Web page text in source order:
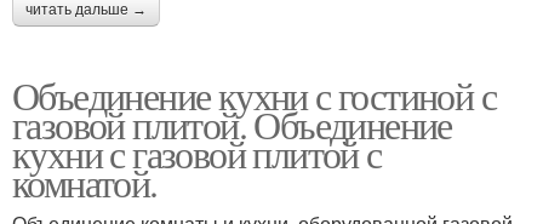
читать дальше →
Объединение кухни с гостиной с
газовой плитой. Объединение
кухни с газовой плитой с
комнатой.